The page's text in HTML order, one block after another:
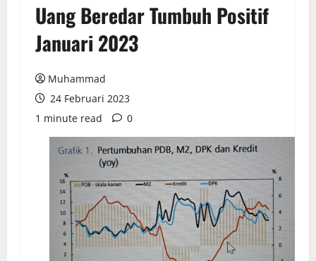
Uang Beredar Tumbuh Positif
Januari 2023
Muhammad
24 Februari 2023
1 minute read
0